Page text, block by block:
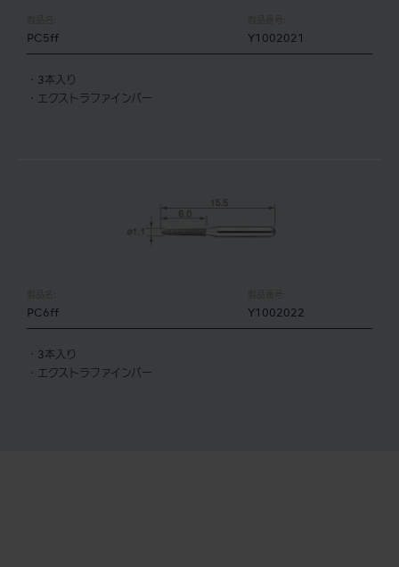
PC5ff Y1002021
・3本入り
・エクストラファインバー
PC6ff Y1002022
・3本入り
・エクストラファインバー